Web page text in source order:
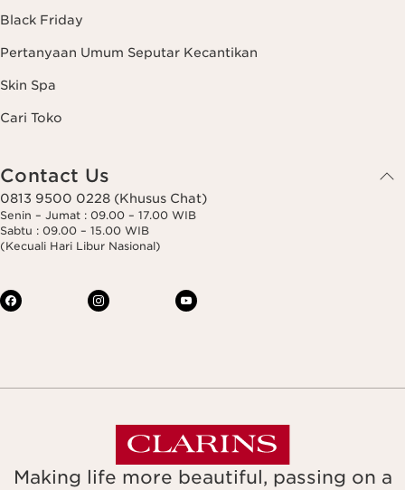
Black Friday
Pertanyaan Umum Seputar Kecantikan
Skin Spa
Cari Toko
Contact Us
0813 9500 0228 (Khusus Chat)
Senin – Jumat : 09.00 – 17.00 WIB
Sabtu : 09.00 – 15.00 WIB
(Kecuali Hari Libur Nasional)
Making life more beautiful, passing on a